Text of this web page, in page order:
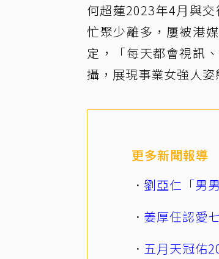
何超蓮2023年4月與
忙聚少離多，屢被港
定，「每天都會視訊
攝，展現事業女強人姿
更多新聞報導
劉亞仁「男
姜厚任認愛
五月天冠佑